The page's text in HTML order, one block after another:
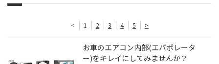
< 1 2 3 4 5 >
お車のエアコン内部(エバポレータ
ー)をキレイにしてみませんか？